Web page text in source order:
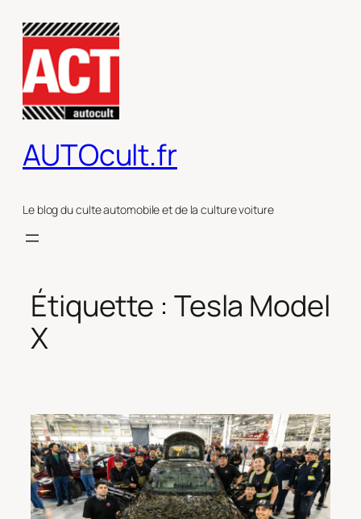
contenu
AUTOcult.fr
Le blog du culte automobile et de la culture voiture
Étiquette : Tesla Model
X